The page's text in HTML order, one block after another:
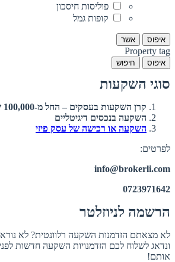
פוליסות חיסכון
קופות גמל
איפוס אשר
Property tag
איפוס חיפוש
סוגי השקעות
קרן השקעות בעסקים – החל מ-100,000 ש״ח
השקעה בנכסים דיגיטליים
השקעה או רכישה של עסק פיזי
לפרטים:
info@brokerli.com
0723971642
הרשמה לניוזלטר
לא מצאתם הזדמנות השקעה רלוונטית? לא
ונדאג לשלוח לכם הזדמנויות השקעה חדשות
אותם!